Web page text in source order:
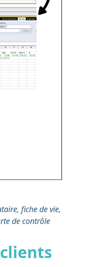
fiche de vie,
de contrôle